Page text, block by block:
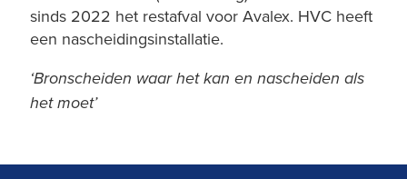
sinds 2022 het restafval voor Avalex. HVC heeft
een nascheidingsinstallatie.
‘Bronscheiden waar het kan en nascheiden als
het moet’